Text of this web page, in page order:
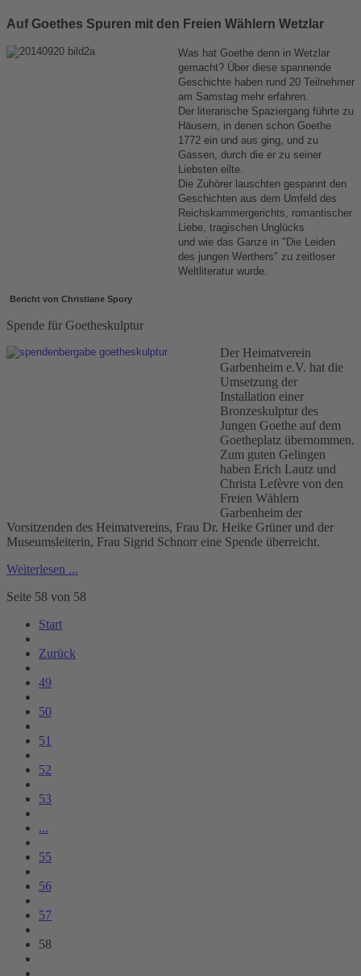
Auf Goethes Spuren mit den Freien Wählern Wetzlar
Was hat Goethe denn in Wetzlar
gemacht? Über diese spannende
Geschichte haben rund 20 Teilnehmer
am Samstag mehr erfahren.
Der literarische Spaziergang führte zu
Häusern, in denen schon Goethe
1772 ein und aus ging, und zu
Gassen, durch die er zu seiner
Liebsten eilte.
Die Zuhörer lauschten gespannt den
Geschichten aus dem Umfeld des
Reichskammergerichts, romantischer
Liebe, tragischen Unglücks
und wie das Ganze in "Die Leiden
des jungen Werthers" zu zeitloser
Weltliteratur wurde.
Bericht von Christiane Spory
Spende für Goetheskulptur
Der Heimatverein
Garbenheim e.V. hat die
Umsetzung der
Installation einer
Bronzeskulptur des
Jungen Goethe auf dem
Goetheplatz übernommen.
Zum guten Gelingen
haben Erich Lautz und
Christa Lefèvre von den
Freien Wählern
Garbenheim der
Vorsitzenden des Heimatvereins, Frau Dr. Heike Grüner und der
Museumsleiterin, Frau Sigrid Schnorr eine Spende überreicht.
Weiterlesen ...
Seite 58 von 58
Start
Zurück
49
50
51
52
53
...
55
56
57
58